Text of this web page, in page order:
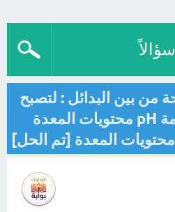
من بين البدائل : لتصبح
الجملة صحيحة : قيمة pH محتويات المعدة